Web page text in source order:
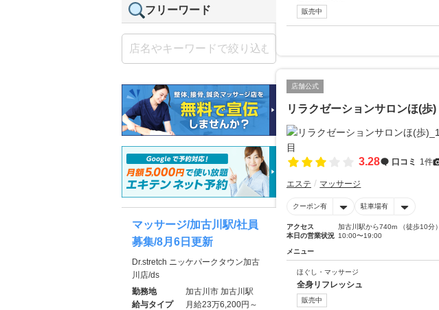
販売中
店舗公式
リラクゼーションサロンほ(歩)
3.28 口コミ 1件
エステ マッサージ
クーポン有 駐車場有
アクセス
加古川駅から740m （徒歩10分）
本日の営業状況 10:00〜19:00
メニュー
ほぐし・マッサージ
全身リフレッシュ
販売中
フリーワード
マッサージ/加古川駅/社員
募集/8月6日更新
Dr.stretch ニッケパークタウン加古
川店/ds
勤務地
加古川市 加古川駅
給与タイプ
月給23万6,200円～